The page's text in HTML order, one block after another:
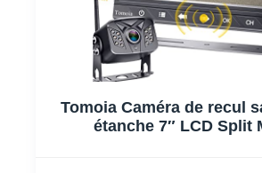
Tomoia Caméra de recul
étanche 7″ LCD Split